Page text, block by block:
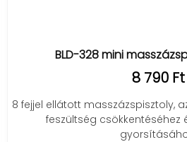
BLD-328 mini
8 790 Ft
8 fejjel ellátott masszázspisztoly,
feszültség csökkentéséhez